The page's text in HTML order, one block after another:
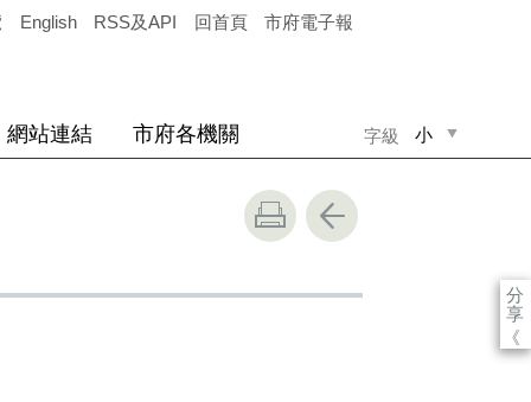
English RSS及API 回首頁 市府電子報
字級 小
網站連結 市府各機關
分
享
《